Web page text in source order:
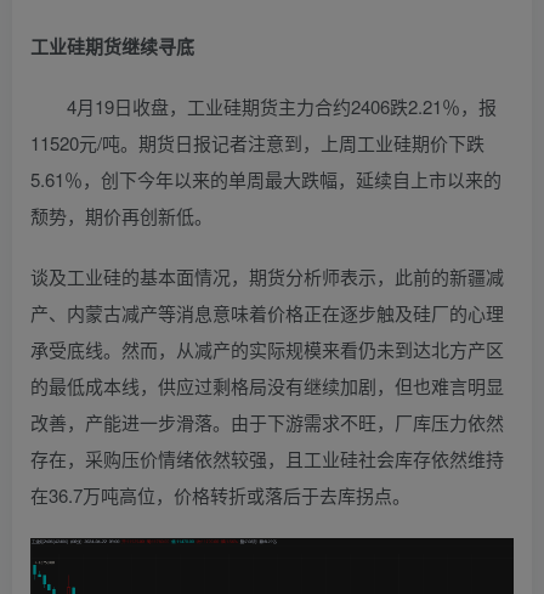
工业硅期货继续寻底
4月19日收盘，工业硅期货主力合约2406跌2.21％，报
11520元/吨。期货日报记者注意到，上周工业硅期价下跌
5.61％，创下今年以来的单周最大跌幅，延续自上市以来的
颓势，期价再创新低。
谈及工业硅的基本面情况，期货分析师表示，此前的新疆减
产、内蒙古减产等消息意味着价格正在逐步触及硅厂的心理
承受底线。然而，从减产的实际规模来看仍未到达北方产区
的最低成本线，供应过剩格局没有继续加剧，但也难言明显
改善，产能进一步滑落。由于下游需求不旺，厂库压力依然
存在，采购压价情绪依然较强，且工业硅社会库存依然维持
在36.7万吨高位，价格转折或落后于去库拐点。